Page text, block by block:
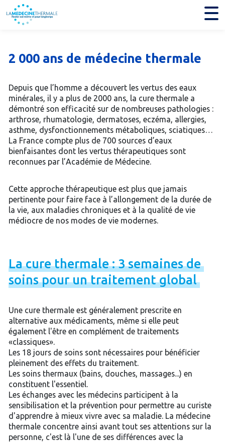
2 000 ans de médecine thermale
Depuis que l’homme a découvert les vertus des eaux
minérales, il y a plus de 2000 ans, la cure thermale a
démontré son efficacité sur de nombreuses pathologies :
arthrose, rhumatologie, dermatoses, eczéma, allergies,
asthme, dysfonctionnements métaboliques, sciatiques…
La France compte plus de 700 sources d’eaux
bienfaisantes dont les vertus thérapeutiques sont
reconnues par l’Académie de Médecine.
Cette approche thérapeutique est plus que jamais
pertinente pour faire face à l’allongement de la durée de
la vie, aux maladies chroniques et à la qualité de vie
médiocre de nos modes de vie modernes.
Lacurethermale:3semainesde
soinspouruntraitementglobal
Une cure thermale est généralement prescrite en
alternative aux médicaments, même si elle peut
également l'être en complément de traitements
«classiques».
Les 18 jours de soins sont nécessaires pour bénéficier
pleinement des effets du traitement.
Les soins thermaux (bains, douches, massages...) en
constituent l'essentiel.
Les échanges avec les médecins participent à la
sensibilisation et la prévention pour permettre au curiste
d'apprendre à mieux vivre avec sa maladie. La médecine
thermale concentre ainsi avant tout ses attentions sur la
personne, c'est là l'une de ses différences avec la